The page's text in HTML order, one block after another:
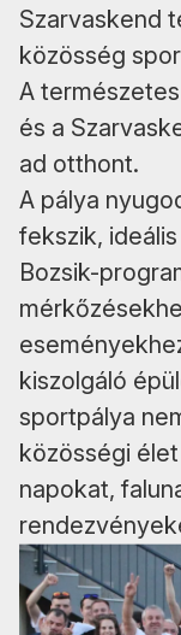
Szarvaskend
közösség
A
és a
ad otthont.
A pálya
fekszik,
Bozsik-
kiszolgáló
sportpálya
közösségi
napokat,